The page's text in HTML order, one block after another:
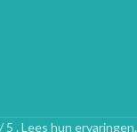
. Lees hun ervaringen.